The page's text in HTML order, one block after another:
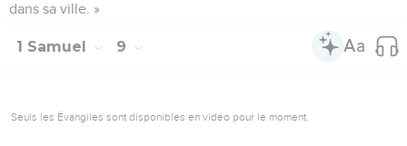
dans sa ville. »
1 Samuel 9
Seuls les Évangiles sont disponibles en vidéo pour le moment.